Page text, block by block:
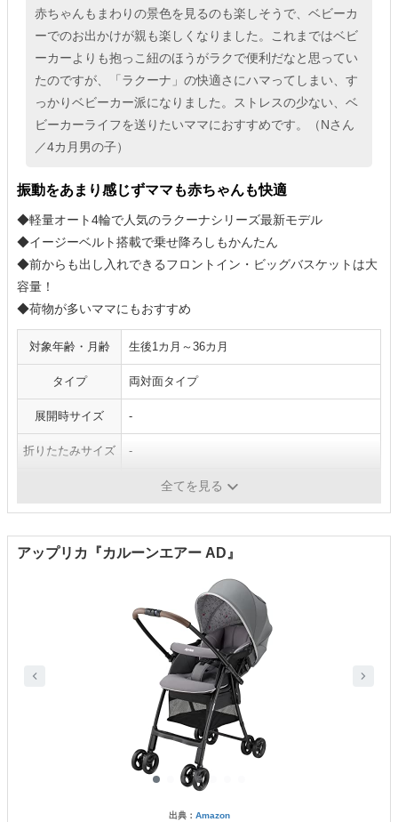
赤ちゃんもまわりの景色を見るのも楽しそうで、ベビーカ
ーでのお出かけが親も楽しくなりました。これまではベビ
ーカーよりも抱っこ紐のほうがラクで便利だなと思ってい
たのですが、「ラクーナ」の快適さにハマってしまい、す
っかりベビーカー派になりました。ストレスの少ない、ベ
ビーカーライフを送りたいママにおすすめです。（Nさん
／4カ月男の子）
振動をあまり感じずママも赤ちゃんも快適
◆軽量オート4輪で人気のラクーナシリーズ最新モデル
◆イージーベルト搭載で乗せ降ろしもかんたん
◆前からも出し入れできるフロントイン・ビッグバスケットは大
容量！
◆荷物が多いママにもおすすめ
対象年齢・月齢 生後1カ月～36カ月
タイプ 両対面タイプ
展開時サイズ -
折りたたみサイズ -
全てを見る
アップリカ『カルーンエアー AD』
出典： Amazon